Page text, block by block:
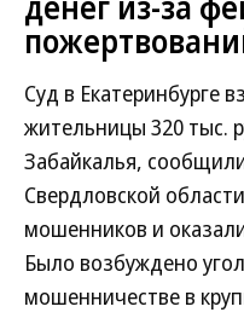
Суд в Екатеринбурге
жительницы 320 тыс.
Забайкалья,
Свердловской
мошенников и
Было возбуждено
мошенничестве в